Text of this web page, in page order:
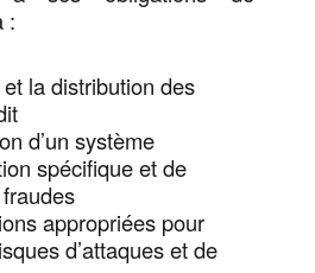
:
la distribution des
d’un système
spécifique et de
appropriées pour
d’attaques et de